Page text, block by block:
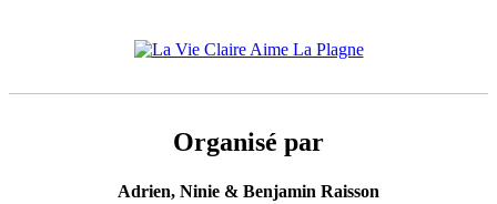
Organisé par
Adrien, Ninie & Benjamin Raisson